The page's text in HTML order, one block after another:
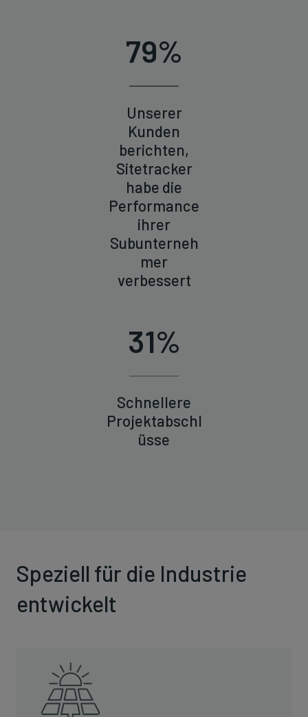
79%
Unserer
Kunden
berichten,
Sitetracker
habe die
Performance
ihrer
Subunterneh
mer
verbessert
31%
Schnellere
Projektabschl
üsse
Speziell für die Industrie
entwickelt